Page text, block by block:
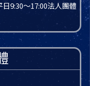
9:30〜17:00法人團體